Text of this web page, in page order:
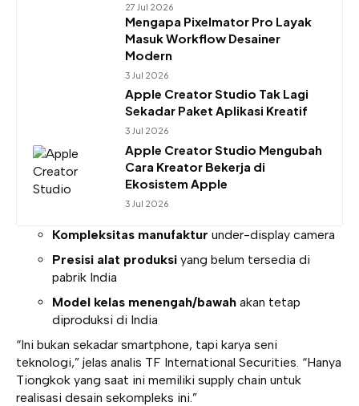
27 Jul 2026
Mengapa Pixelmator Pro Layak
Masuk Workflow Desainer
Modern
3 Jul 2026
Apple Creator Studio Tak Lagi
Sekadar Paket Aplikasi Kreatif
3 Jul 2026
Apple Creator Studio Mengubah
Cara Kreator Bekerja di
Ekosistem Apple
3 Jul 2026
Kompleksitas manufaktur under-display camera
Presisi alat produksi yang belum tersedia di
pabrik India
Model kelas menengah/bawah akan tetap
diproduksi di India
“Ini bukan sekadar smartphone, tapi karya seni
teknologi,” jelas analis TF International Securities. “Hanya
Tiongkok yang saat ini memiliki supply chain untuk
realisasi desain sekompleks ini.”